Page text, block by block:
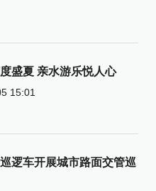
盛夏 亲水游乐悦人心
15:01
逻车开展城市路面交管巡